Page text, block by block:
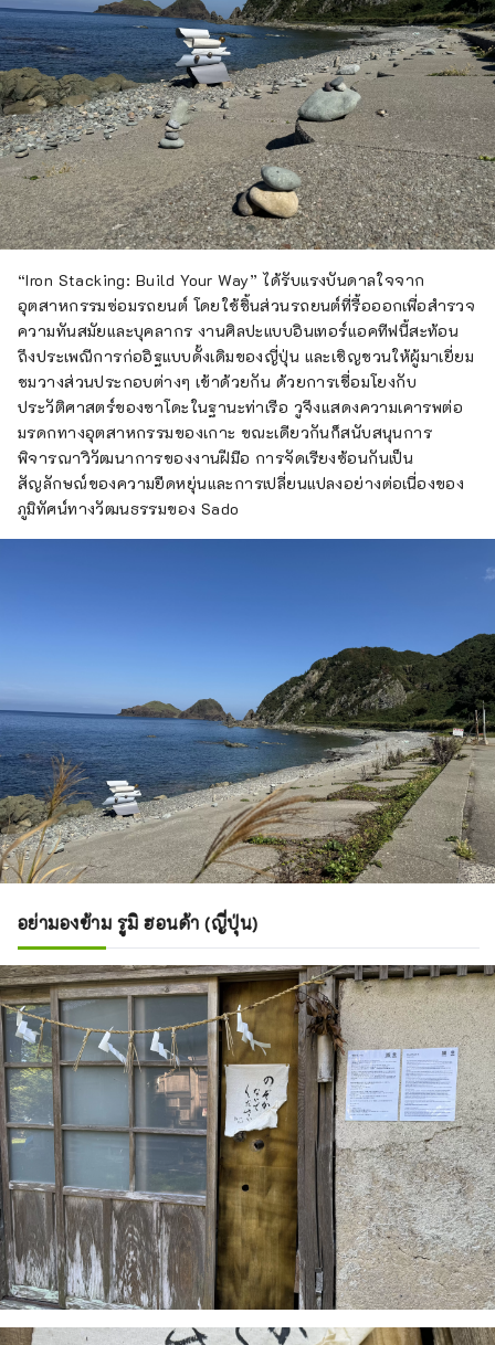
“Iron Stacking: Build Your Way” ได้รับแรงบันดาลใจจาก
อุตสาหกรรมซ่อมรถยนต์ โดยใช้ชิ้นส่วนรถยนต์ที่รื้อออกเพื่อสำรวจ
ความทันสมัยและบุคลากร งานศิลปะแบบอินเทอร์แอคทีฟนี้สะท้อน
ถึงประเพณีการก่ออิฐแบบดั้งเดิมของญี่ปุ่น และเชิญชวนให้ผู้มาเยี่ยม
ชมวางส่วนประกอบต่างๆ เข้าด้วยกัน ด้วยการเชื่อมโยงกับ
ประวัติศาสตร์ของซาโดะในฐานะท่าเรือ วูจึงแสดงความเคารพต่อ
มรดกทางอุตสาหกรรมของเกาะ ขณะเดียวกันก็สนับสนุนการ
พิจารณาวิวัฒนาการของงานฝีมือ การจัดเรียงซ้อนกันเป็น
สัญลักษณ์ของความยืดหยุ่นและการเปลี่ยนแปลงอย่างต่อเนื่องของ
ภูมิทัศน์ทางวัฒนธรรมของ Sado
อย่ามองข้าม รูมิ ฮอนด้า (ญี่ปุ่น)